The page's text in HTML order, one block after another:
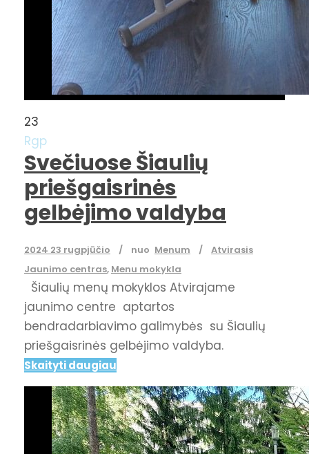
23
Rgp
Svečiuose Šiaulių
priešgaisrinės
gelbėjimo valdyba
2024 23 rugpjūčio nuo Menum
Atvirasis
Jaunimo centras, Menu mokykla
Šiaulių menų mokyklos Atvirajame
jaunimo centre aptartos
bendradarbiavimo galimybės su Šiaulių
priešgaisrinės gelbėjimo valdyba.
Skaityti daugiau